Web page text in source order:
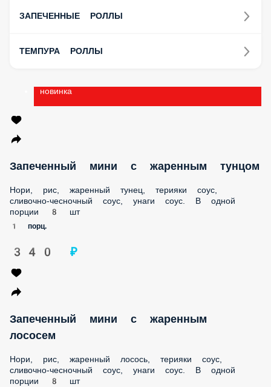
ЗАПЕЧЕННЫЕ РОЛЛЫ
ТЕМПУРА РОЛЛЫ
новинка
Запеченный мини с жаренным тунцом
Нори, рис, жаренный тунец, терияки соус, сливочно-
чесночный соус, унаги соус. В одной порции 8 шт
1 порц.
чесночный соус, унаги соус. В одной порции 8 шт
1 порц.
410 ₽